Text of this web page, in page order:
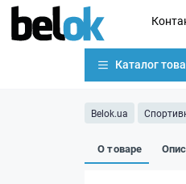
Каталог
Belok.ua
О товаре